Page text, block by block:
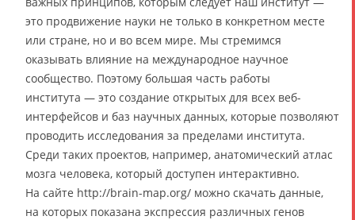
это продвижение науки не только в конкретном месте
или стране, но и во всем мире. Мы стремимся
оказывать влияние на международное научное
сообщество. Поэтому большая часть работы
института — это создание открытых для всех веб-
интерфейсов и баз научных данных, которые позволяют
проводить исследования за пределами института.
Среди таких проектов, например, анатомический атлас
мозга человека, который доступен интерактивно.
На сайте http://brain-map.org/ можно скачать данные,
на которых показана экспрессия различных генов